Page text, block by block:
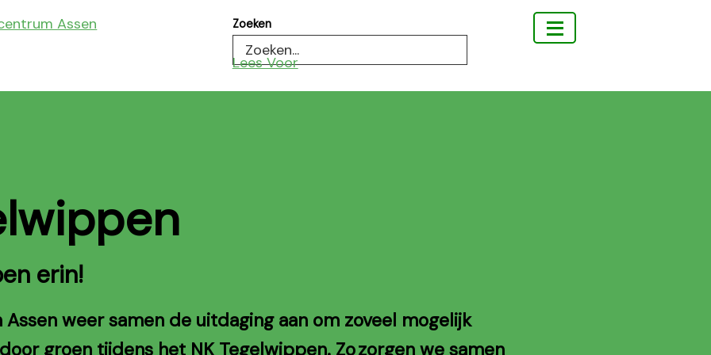
Zoeken
Lees Voor
erin!
Assen weer samen de uitdaging aan om zoveel mogelijk
groen tijdens het NK Tegelwippen. Zo zorgen we samen